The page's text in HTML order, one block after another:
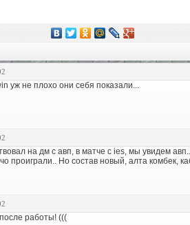
уж не плохо они себя показали...
на дм с авп, в матче с ies, мы увидем
проиграли.. Но состав новый, алта комбек,
работы! (((